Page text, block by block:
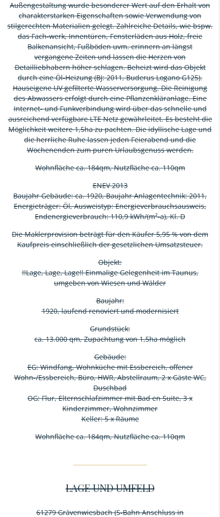
Außengestaltung wurde besonderer Wert auf den Erhalt von
charakterstarken Eigenschaften sowie Verwendung von
stilgerechten Materialien gelegt. Zahlreiche Details, wie bspw.
das Fach-werk, Innentüren, Fensterläden aus Holz, freie
Balkenansicht, Fußböden uvm. erinnern an längst
vergangene Zeiten und lassen die Herzen von
Detailliebhabern höher schlagen. Beheizt wird das Objekt
durch eine Öl-Heizung (BJ: 2011, Buderus Logano G125).
Hauseigene UV gefilterte Wasserversorgung. Die Reinigung
des Abwassers erfolgt durch eine Pflanzenkläranlage. Eine
Internet- und Funkverbindung wird über das schnelle und
ausreichend verfügbare LTE Netz gewährleitet. Es besteht die
Möglichkeit weitere 1,5ha zu pachten. Die idyllische Lage und
die herrliche Ruhe lassen jeden Feierabend und die
Wochenenden zum puren Urlaubsgenuss werden.
Wohnfläche ca. 184qm, Nutzfläche ca. 110qm
ENEV 2013
Baujahr Gebäude: ca. 1920, Baujahr Anlagentechnik: 2011,
Energieträger: Öl, Ausweistyp: Energieverbrauchsausweis,
Endenergieverbrauch: 110,9 kWh/(m²-a), Kl. D
Die Maklerprovision beträgt für den Käufer 5,95 % von dem
Kaufpreis einschließlich der gesetzlichen Umsatzsteuer.
Objekt:
!!Lage, Lage, Lage!! Einmalige Gelegenheit im Taunus,
umgeben von Wiesen und Wälder
Baujahr:
1920, laufend renoviert und modernisiert
Grundstück:
ca. 13.000 qm, Zupachtung von 1,5ha möglich
Gebäude:
EG: Windfang, Wohnküche mit Essbereich, offener
Wohn-/Essbereich, Büro, HWR, Abstellraum, 2 x Gäste WC,
Duschbad
OG: Flur, Elternschlafzimmer mit Bad en Suite, 3 x
Kinderzimmer, Wohnzimmer
Keller: 5 x Räume
Wohnfläche ca. 184qm, Nutzfläche ca. 110qm
LAGE UND UMFELD
61279 Grävenwiesbach (S-Bahn Anschluss in